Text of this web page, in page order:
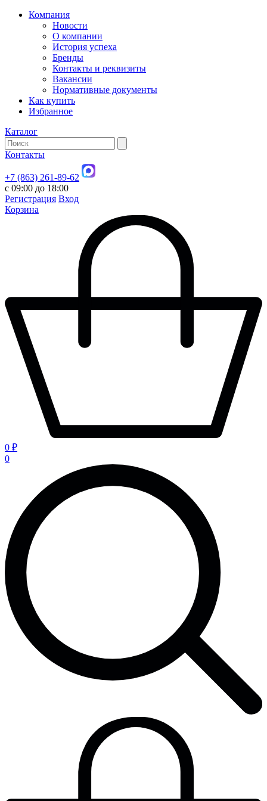
Компания
Новости
О компании
История успеха
Бренды
Контакты и реквизиты
Вакансии
Нормативные документы
Как купить
Избранное
Каталог
Контакты
+7 (863) 261-89-62
с 09:00 до 18:00
Регистрация Вход
Корзина
0 ₽
0